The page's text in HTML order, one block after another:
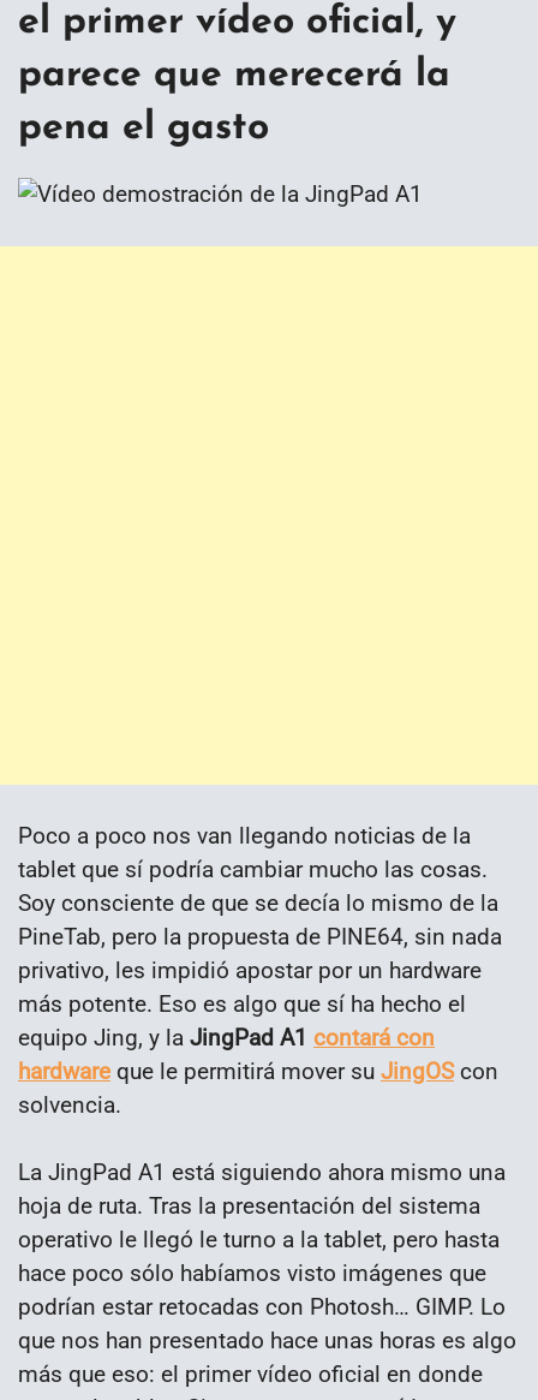
el primer vídeo oficial, y
parece que merecerá la
pena el gasto
Poco a poco nos van llegando noticias de la
tablet que sí podría cambiar mucho las cosas.
Soy consciente de que se decía lo mismo de la
PineTab, pero la propuesta de PINE64, sin nada
privativo, les impidió apostar por un hardware
más potente. Eso es algo que sí ha hecho el
equipo Jing, y la JingPad A1 contará con
hardwareque le permitirá mover su JingOScon
solvencia.
La JingPad A1 está siguiendo ahora mismo una
hoja de ruta. Tras la presentación del sistema
operativo le llegó le turno a la tablet, pero hasta
hace poco sólo habíamos visto imágenes que
podrían estar retocadas con Photosh… GIMP. Lo
que nos han presentado hace unas horas es algo
más que eso: el primer vídeo oficial en donde